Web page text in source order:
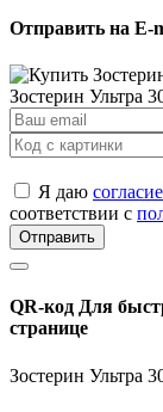
Отправить на E-
Зостерин Ультра
Я даю согласие
соответствии с
Отправить
QR-код Для
странице
Зостерин Ультра